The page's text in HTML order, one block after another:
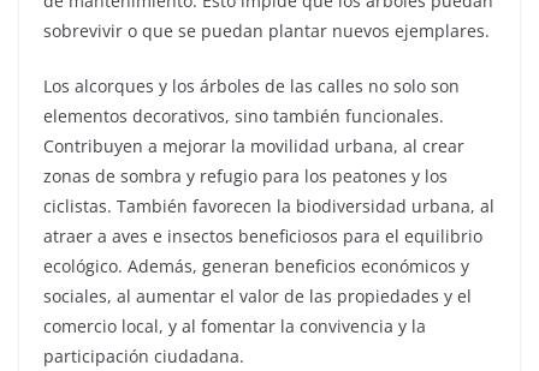
sobrevivir o que se puedan plantar nuevos ejemplares.
Los alcorques y los árboles de las calles no solo son
elementos decorativos, sino también funcionales.
Contribuyen a mejorar la movilidad urbana, al crear
zonas de sombra y refugio para los peatones y los
ciclistas. También favorecen la biodiversidad urbana, al
atraer a aves e insectos beneficiosos para el equilibrio
ecológico. Además, generan beneficios económicos y
sociales, al aumentar el valor de las propiedades y el
comercio local, y al fomentar la convivencia y la
participación ciudadana.